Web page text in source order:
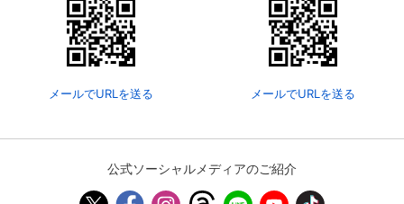
メールでURLを送る メールでURLを送る
公式ソーシャルメディアのご紹介